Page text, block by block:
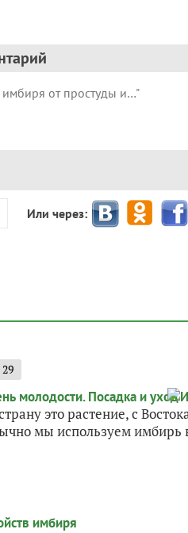
Или через:
29
это растение, с
мы используем имбирь